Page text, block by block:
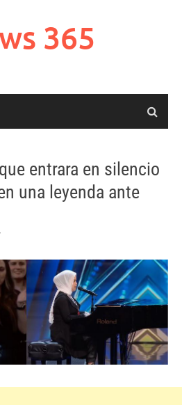
365
entrara en silencio
una leyenda ante